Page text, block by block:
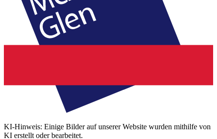
KI-Hinweis: Einige Bilder auf unserer Website wurden mithilfe von
KI erstellt oder bearbeitet.